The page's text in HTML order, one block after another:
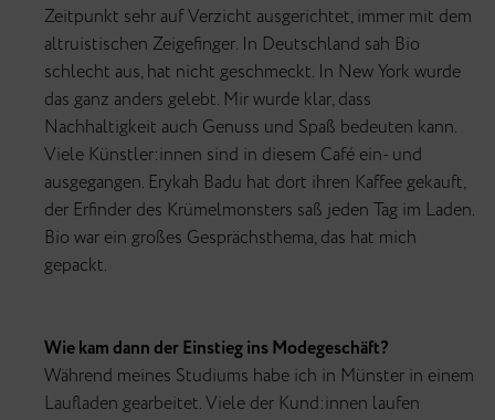
Zeitpunkt sehr auf Verzicht ausgerichtet, immer mit dem
altruistischen Zeigefinger. In Deutschland sah Bio
schlecht aus, hat nicht geschmeckt. In New York wurde
das ganz anders gelebt. Mir wurde klar, dass
Nachhaltigkeit auch Genuss und Spaß bedeuten kann.
Viele Künstler:innen sind in diesem Café ein- und
ausgegangen. Erykah Badu hat dort ihren Kaffee gekauft,
der Erfinder des Krümelmonsters saß jeden Tag im Laden.
Bio war ein großes Gesprächsthema, das hat mich
gepackt.
Wie kam dann der Einstieg ins Modegeschäft?
Während meines Studiums habe ich in Münster in einem
Laufladen gearbeitet. Viele der Kund:innen laufen